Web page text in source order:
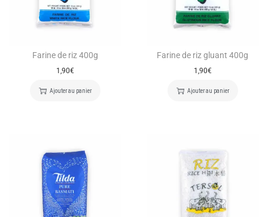
Farine de riz 400g
1,90€
Ajouter au panier
Farine de riz gluant 400g
1,90€
Ajouter au panier